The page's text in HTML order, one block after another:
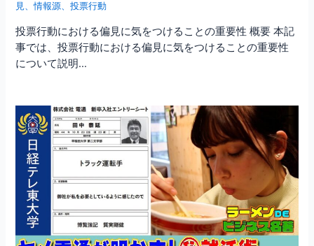
見、情報源、投票行動
投票行動における偏見に気をつけることの重要性 概要 本記
事では、投票行動における偏見に気をつけることの重要性
について説明…